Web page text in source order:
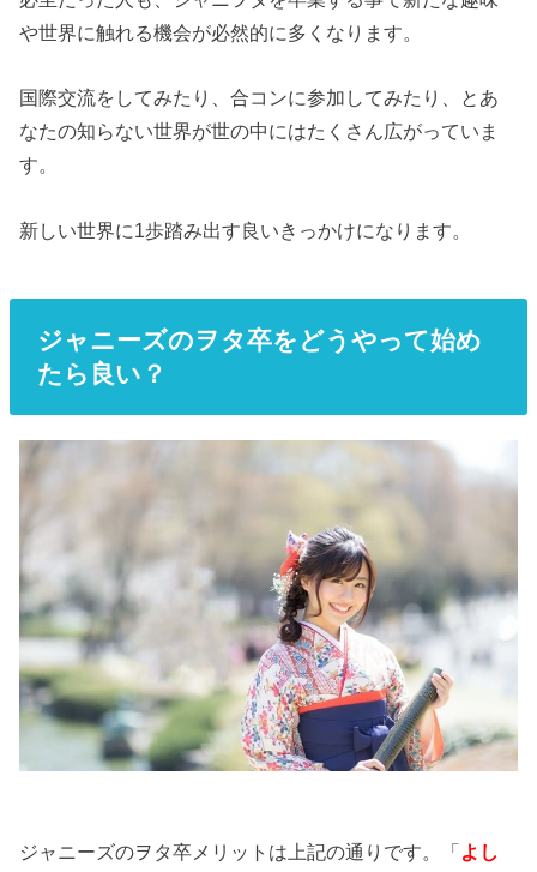
や世界に触れる機会が必然的に多くなります。
国際交流をしてみたり、合コンに参加してみたり、とあ
なたの知らない世界が世の中にはたくさん広がっていま
す。
新しい世界に1歩踏み出す良いきっかけになります。
ジャニーズのヲタ卒をどうやって始め
たら良い？
ジャニーズのヲタ卒メリットは上記の通りです。「よし